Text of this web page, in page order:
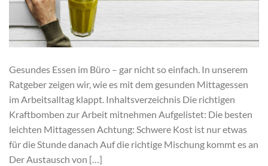
Gesundes Essen im Büro – gar nicht so einfach. In unserem
Ratgeber zeigen wir, wie es mit dem gesunden Mittagessen
im Arbeitsalltag klappt. Inhaltsverzeichnis Die richtigen
Kraftbomben zur Arbeit mitnehmen Aufgelistet: Die besten
leichten Mittagessen Achtung: Schwere Kost ist nur etwas
für die Stunde danach Auf die richtige Mischung kommt es an
Der Austausch von […]